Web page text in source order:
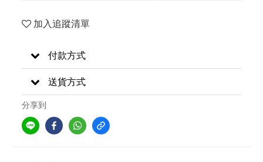
加入追蹤清單
付款方式
送貨方式
分享到